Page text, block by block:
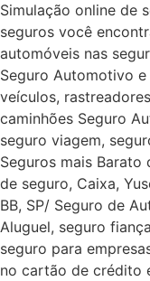
Simulação online de
seguros você
automóveis nas
Seguro Automotivo
veículos,
caminhões Seguro
seguro viagem,
Seguros mais Barato
de seguro, Caixa,
BB, SP/ Seguro de
Aluguel, seguro
seguro para
no cartão de crédito